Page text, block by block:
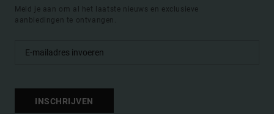
Meld je aan om al het laatste nieuws en exclusieve
aanbiedingen te ontvangen.
INSCHRIJVEN